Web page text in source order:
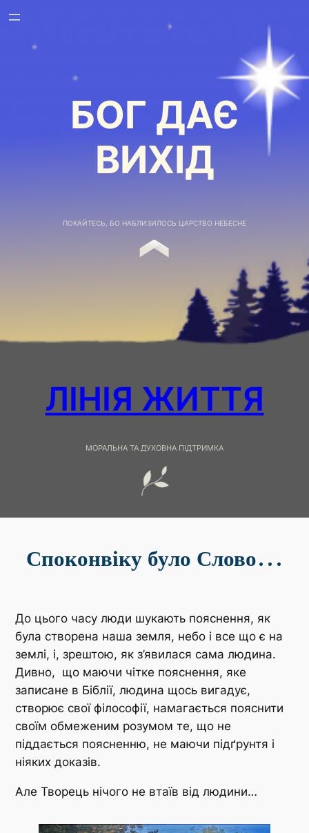
БОГ ДАЄ
ВИХІД
ПОКАЙТЕСЬ, БО НАБЛИЗИЛОСЬ ЦАРСТВО НЕБЕСНЕ
ЛІНІЯ ЖИТТЯ
МОРАЛЬНА ТА ДУХОВНА ПІДТРИМКА
Споконвіку було Слово…
До цього часу люди шукають пояснення, як
була створена наша земля, небо і все що є на
землі, і, зрештою, як з’явилася сама людина.
Дивно, що маючи чітке пояснення, яке
записане в Біблії, людина щось вигадує,
створює свої філософії, намагається пояснити
своїм обмеженим розумом те, що не
піддається поясненню, не маючи підґрунтя і
ніяких доказів.
Але Творець нічого не втаїв від людини…